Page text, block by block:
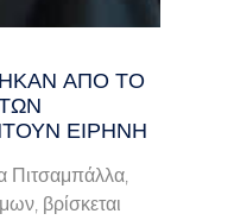
ΑΠΌ ΤΟ
ΕΙΡΉΝΗ
Πιτσαμπάλλα,
βρίσκεται